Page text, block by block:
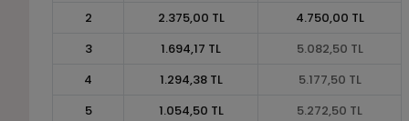
2
2.375,00 TL
4.750,00 TL
3
1.694,17 TL
5.082,50 TL
4
1.294,38 TL
5.177,50 TL
5
1.054,50 TL
5.272,50 TL